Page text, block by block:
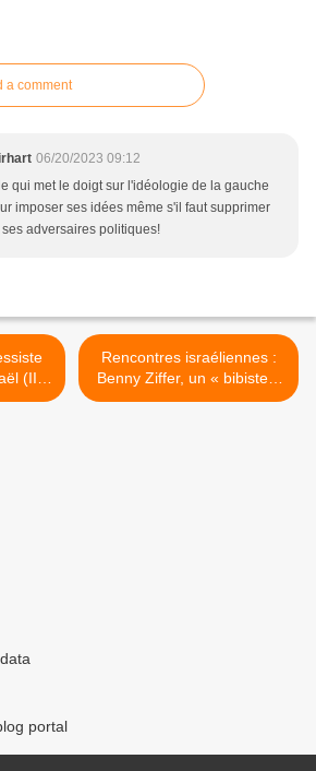
a comment
06/20/2023 09:12
qui met le doigt sur l'idéologie de la gauche
imposer ses idées même s'il faut supprimer
adversaires politiques!
(II) :
ou «
Rencontres israéliennes :
Benny Ziffer, un « bibiste »
au journal Haaretz >
portal